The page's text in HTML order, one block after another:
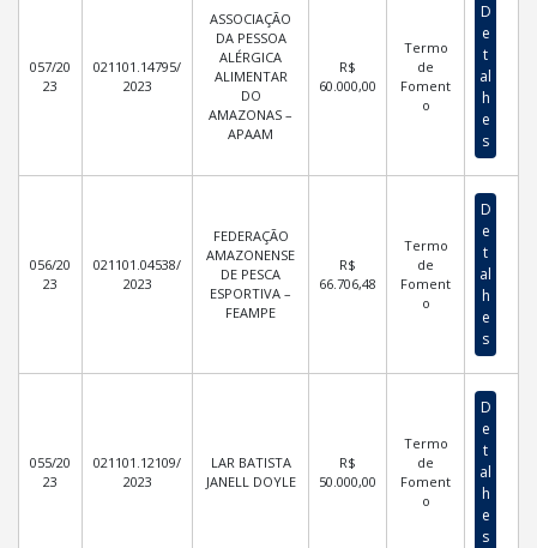
057/20
23
021101.14795/
2023
ASSOCIAÇÃO
DA PESSOA
ALÉRGICA
ALIMENTAR
DO
AMAZONAS –
APAAM
R$
60.000,00
Termo
de
Foment
o
D
e
t
al
h
e
s
056/20
23
021101.04538/
2023
FEDERAÇÃO
AMAZONENSE
DE PESCA
ESPORTIVA –
FEAMPE
R$
66.706,48
Termo
de
Foment
o
D
e
t
al
h
e
s
055/20
23
021101.12109/
2023
LAR BATISTA
JANELL DOYLE
R$
50.000,00
Termo
de
Foment
o
D
e
t
al
h
e
s